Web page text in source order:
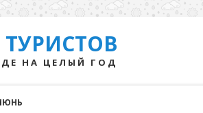
НА ЦЕЛЫЙ ГОД